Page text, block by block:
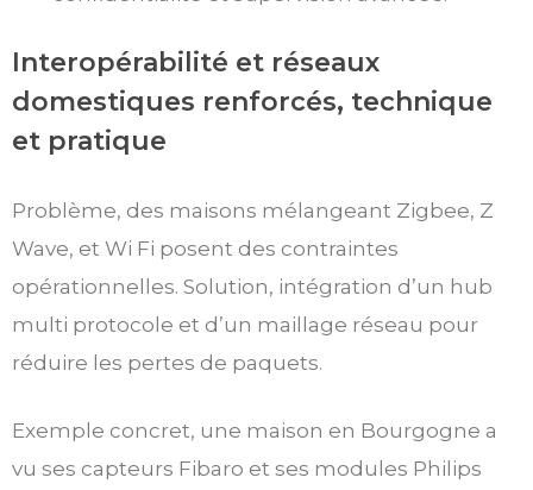
Interopérabilité et réseaux
domestiques renforcés, technique
et pratique
Problème, des maisons mélangeant Zigbee, Z
Wave, et Wi Fi posent des contraintes
opérationnelles. Solution, intégration d’un hub
multi protocole et d’un maillage réseau pour
réduire les pertes de paquets.
Exemple concret, une maison en Bourgogne a
vu ses capteurs Fibaro et ses modules Philips